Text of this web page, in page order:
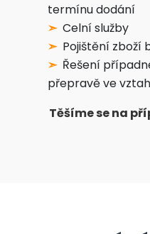
termínu dodání
Celní služby
Pojištění zboží
Řešení
přepravě ve
Těšíme se na